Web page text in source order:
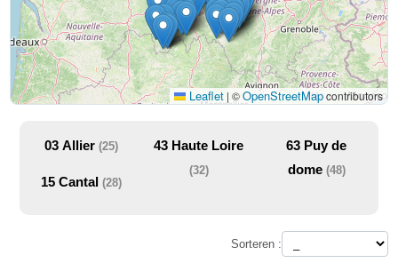
Leaflet | ©OpenStreetMapcontributors
03 Allier(25)
15 Cantal(28)
43 Haute Loire
(32)
63
dome (48)
Sorteren :